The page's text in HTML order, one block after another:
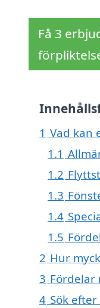
Få 3
1 Vad kan
1.1
1.2
1.3
1.4
1.5
2 Hur
3 Fördelar
4 Sök